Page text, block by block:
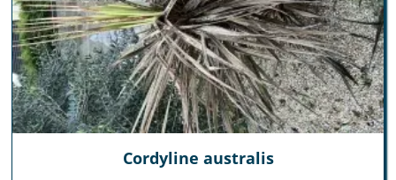
Cordyline australis